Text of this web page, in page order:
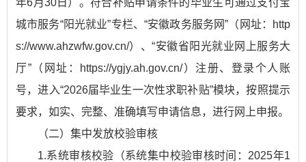
年6月30日）。符合补贴申请条件的毕业生可通过支付宝
城市服务“阳光就业”专栏、“安徽政务服务网”（网址：http
s://www.ahzwfw.gov.cn/）、“安徽省阳光就业网上服务大
厅”（网址：https://ygjy.ah.gov.cn/）注册、登录个人账
号，进入“2026届毕业生一次性求职补贴”模块，按照提示
要求，如实、完整、准确填写申请信息，进行网上申报。
（二）集中发放校验审核
1.系统审核校验（系统集中校验审核时间：2025年1